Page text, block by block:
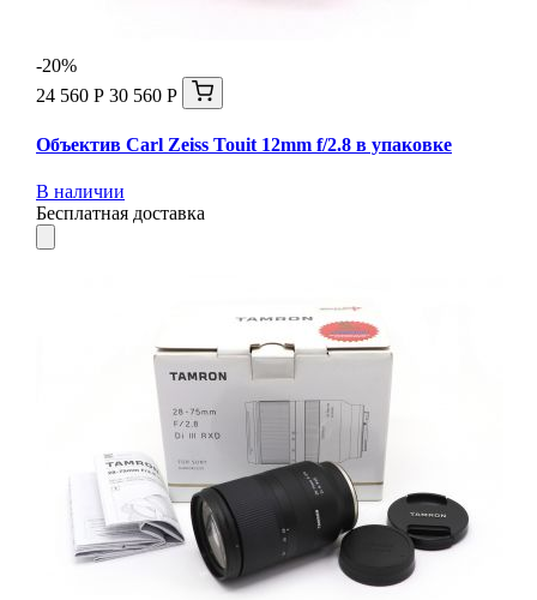
-20%
24 560 Р 30 560 Р
Объектив Carl Zeiss Touit 12mm f/2.8 в упаковке
В наличии
Бесплатная доставка